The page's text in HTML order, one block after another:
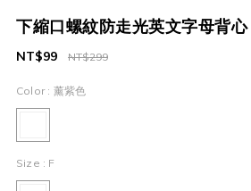
下縮口螺紋防走光英文字母背心
NT$299
NT$99
Color : 薰紫色
Size : F